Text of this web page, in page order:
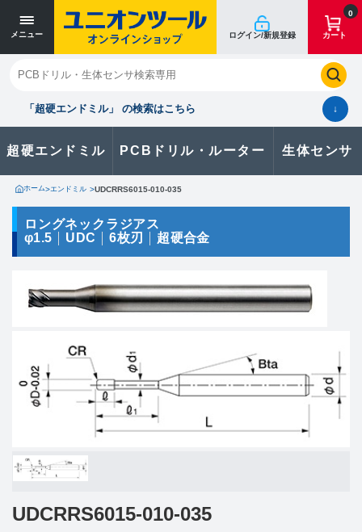
メニュー ログイン/新規登録
0
カート
「超硬エンドミル」 の検索はこちら ↓
超硬エンドミル PCBドリル・ルーター 生体センサ
閉じる
お気に入り クイックオーダー 購入履歴
製品に関するお問い合わせはこちら
お問い合わせ
カタログ一覧
ホーム>エンドミル >UDCRRS6015-010-035
ロングネックラジアス
φ1.5
UDC 6枚刃 超硬合金
UDCRRS6015-010-035
寸法単位 [mm]
寸法単位 [mm]